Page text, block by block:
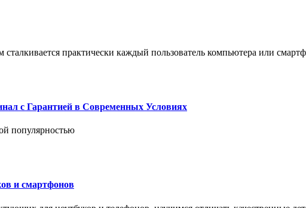
практически каждый пользователь компьютера или
с Гарантией в Современных Условиях
популярностью
и смартфонов